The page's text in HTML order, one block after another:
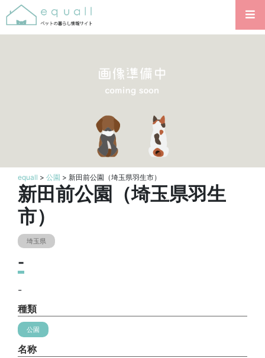
equall > 公園 > 新田前公園（埼玉県羽生市）
新田前公園（埼玉県羽生
市）
埼玉県
-
-
種類
公園
名称